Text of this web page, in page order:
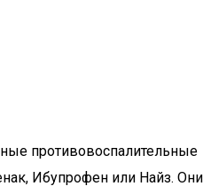
противовоспалительные
Ибупрофен или Найз. Они